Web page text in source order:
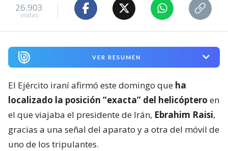
26.903
visitas
VER RESUMEN
El Ejército iraní afirmó este domingo que ha
localizado la posición “exacta” del helicóptero en
el que viajaba el presidente de Irán, Ebrahim Raisi,
gracias a una señal del aparato y a otra del móvil de
uno de los tripulantes.